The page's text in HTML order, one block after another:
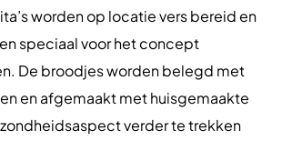
worden op locatie vers bereid en
speciaal voor het concept
De broodjes worden belegd met
en afgemaakt met huisgemaakte
verder te trekken